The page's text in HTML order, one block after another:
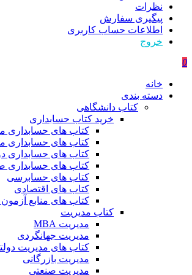
نظرات
پیگیری سفارش
اطلاعات حساب كاربری
خروج
0
خانه
دسته بندی
کتاب دانشگاهی
خرید کتاب حسابداری
کتاب های حسابداری
کتاب های حسابداری
کتاب های حسابداری
کتاب های حسابداری
کتاب های حسابرسی
کتاب های اقتصادی
کتاب های منابع
کتاب مدیریت
مدیریت MBA
مدیریت جهانگردی
کتاب های مدیریت
مدیریت بازرگانی
مدیریت صنعتی